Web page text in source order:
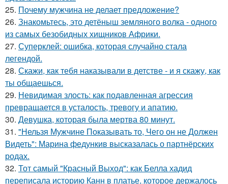
25. Почему мужчина не делает предложение?
26. Знакомьтесь, это детёныш земляного волка - одного
из самых безобидных хищников Африки.
27. Суперклей: ошибка, которая случайно стала
легендой.
28. Скажи, как тебя наказывали в детстве - и я скажу, как
ты общаешься.
29. Невидимая злость: как подавленная агрессия
превращается в усталость, тревогу и апатию.
30. Девушка, которая была мертва 80 минут.
31. "Нельзя Мужчине Показывать то, Чего он не Должен
Видеть": Марина федункив высказалась о партнёрских
родах.
32. Тот самый "Красный Выход": как Белла хадид
переписала историю Канн в платье, которое держалось